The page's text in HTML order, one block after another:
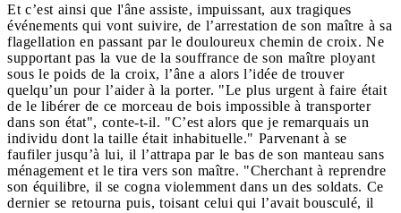
Et c’est ainsi que l'âne assiste, impuissant, aux tragiques
événements qui vont suivire, de l’arrestation de son maître à sa
flagellation en passant par le douloureux chemin de croix. Ne
supportant pas la vue de la souffrance de son maître ployant
sous le poids de la croix, l’âne a alors l’idée de trouver
quelqu’un pour l’aider à la porter. "Le plus urgent à faire était
de le libérer de ce morceau de bois impossible à transporter
dans son état", conte-t-il. "C’est alors que je remarquais un
individu dont la taille était inhabituelle." Parvenant à se
faufiler jusqu’à lui, il l’attrapa par le bas de son manteau sans
ménagement et le tira vers son maître. "Cherchant à reprendre
son équilibre, il se cogna violemment dans un des soldats. Ce
dernier se retourna puis, toisant celui qui l’avait bousculé, il